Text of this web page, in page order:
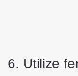
6. Utilize